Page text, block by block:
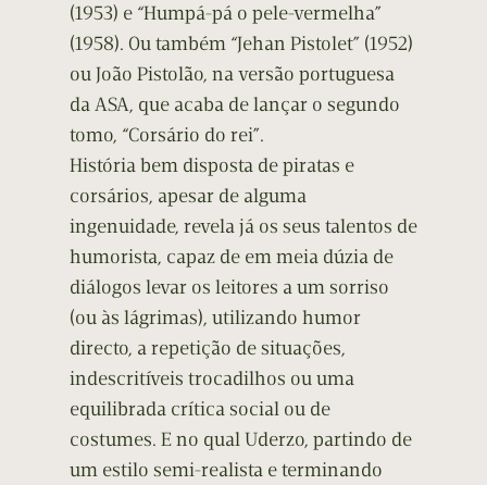
(1953) e “Humpá-pá o pele-vermelha”
(1958). Ou também “Jehan Pistolet” (1952)
ou João Pistolão, na versão portuguesa
da ASA, que acaba de lançar o segundo
tomo, “Corsário do rei”.
História bem disposta de piratas e
corsários, apesar de alguma
ingenuidade, revela já os seus talentos de
humorista, capaz de em meia dúzia de
diálogos levar os leitores a um sorriso
(ou às lágrimas), utilizando humor
directo, a repetição de situações,
indescritíveis trocadilhos ou uma
equilibrada crítica social ou de
costumes. E no qual Uderzo, partindo de
um estilo semi-realista e terminando